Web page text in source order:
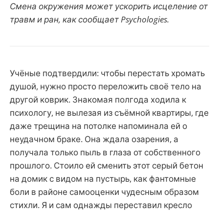
Смена окружения может ускорить исцеление от
травм и ран, как сообщает Psychologies.
Учёные подтвердили: чтобы перестать хромать
душой, нужно просто переложить своё тело на
другой коврик. Знакомая полгода ходила к
психологу, не вылезая из съёмной квартиры, где
даже трещина на потолке напоминала ей о
неудачном браке. Она ждала озарения, а
получала только пыль в глаза от собственного
прошлого. Стоило ей сменить этот серый бетон
на домик с видом на пустырь, как фантомные
боли в районе самооценки чудесным образом
стихли. Я и сам однажды переставил кресло